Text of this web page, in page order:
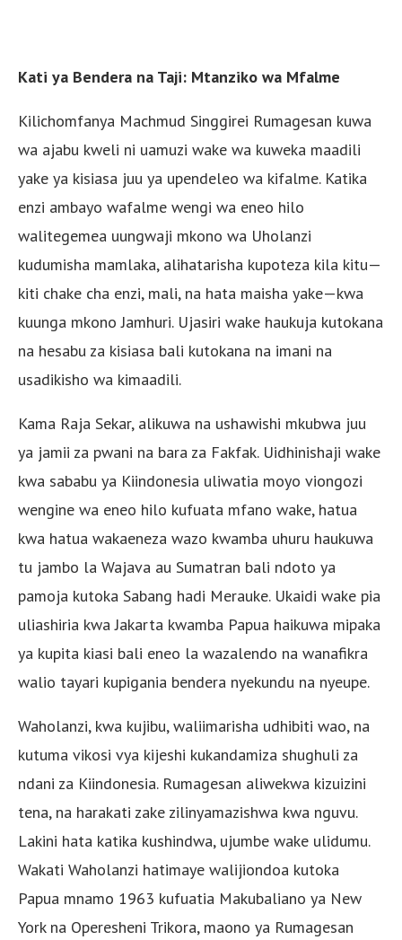
Kati ya Bendera na Taji: Mtanziko wa Mfalme
Kilichomfanya Machmud Singgirei Rumagesan kuwa
wa ajabu kweli ni uamuzi wake wa kuweka maadili
yake ya kisiasa juu ya upendeleo wa kifalme. Katika
enzi ambayo wafalme wengi wa eneo hilo
walitegemea uungwaji mkono wa Uholanzi
kudumisha mamlaka, alihatarisha kupoteza kila kitu—
kiti chake cha enzi, mali, na hata maisha yake—kwa
kuunga mkono Jamhuri. Ujasiri wake haukuja kutokana
na hesabu za kisiasa bali kutokana na imani na
usadikisho wa kimaadili.
Kama Raja Sekar, alikuwa na ushawishi mkubwa juu
ya jamii za pwani na bara za Fakfak. Uidhinishaji wake
kwa sababu ya Kiindonesia uliwatia moyo viongozi
wengine wa eneo hilo kufuata mfano wake, hatua
kwa hatua wakaeneza wazo kwamba uhuru haukuwa
tu jambo la Wajava au Sumatran bali ndoto ya
pamoja kutoka Sabang hadi Merauke. Ukaidi wake pia
uliashiria kwa Jakarta kwamba Papua haikuwa mipaka
ya kupita kiasi bali eneo la wazalendo na wanafikra
walio tayari kupigania bendera nyekundu na nyeupe.
Waholanzi, kwa kujibu, waliimarisha udhibiti wao, na
kutuma vikosi vya kijeshi kukandamiza shughuli za
ndani za Kiindonesia. Rumagesan aliwekwa kizuizini
tena, na harakati zake zilinyamazishwa kwa nguvu.
Lakini hata katika kushindwa, ujumbe wake ulidumu.
Wakati Waholanzi hatimaye walijiondoa kutoka
Papua mnamo 1963 kufuatia Makubaliano ya New
York na Operesheni Trikora, maono ya Rumagesan